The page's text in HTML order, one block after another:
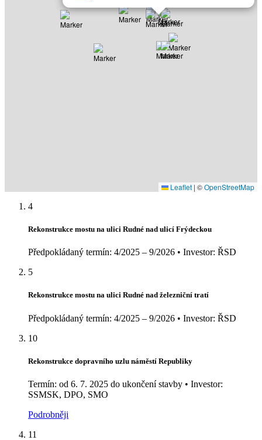
Leaflet | ©OpenStreetMap
4
Rekonstrukce mostu na ulici Rudné nad ulicí Frýdeckou
Předpokládaný termín: 4/2025 – 9/2026 • Investor: ŘSD
5
Rekonstrukce mostu na ulici Rudné nad železniční tratí
Předpokládaný termín: 4/2025 – 9/2026 • Investor: ŘSD
10
Rekonstrukce dopravního uzlu náměstí Republiky
Termín: od 6. 7. 2025 do ukončení stavby • Investor:
SSMSK, DPO, SMO
Podrobněji
11